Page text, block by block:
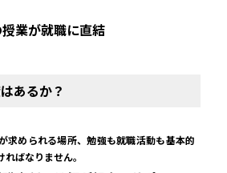
業が就職に直結
あるか？
求められる場所、勉強も就職活動も基本的
ばなりません。